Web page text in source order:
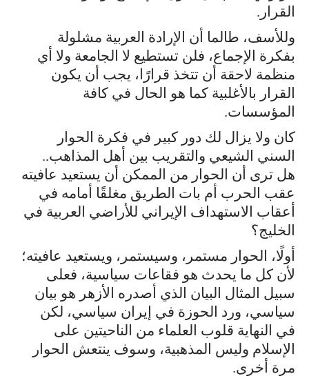
القرار.
وللأسف، طالما أن الإرادة العربية مشلولة
بفكرة الإجماع، فلن تستطيع لا الجامعة ولا أي
منظمة لاحقة أن تتخذ قرارًا، يجب أن يكون
القرار بالأغلبية كما هو الحال في كافة
المؤسسات.
كان ولا يزال لك دور كبير في فكرة الحوار
السني الشيعي والتقريب بين أهل المذاهب..
هل ترى أن الحوار من الممكن أن يستعيد عافيته
عقب الحرب أم بات الطريق مغلقًا أمامه في
أعقاب الاستهداف الإيراني للأراضي العربية في
الخليج؟
أولًا، الحوار مستمر، وسيستمر، ويستعيد عافيته؛
لأن كل ما يحدث هو فقاعات سياسية، فعلى
سبيل المثال البيان الذي أصدره الأزهر هو بيان
سياسي، ورد الحوزة في إيران سياسي، لكن
في النهاية قلوب العلماء من الناحيتين على
الإسلام وليس المذهبية، وسوف ينتعش الحوار
مرة أخرى.